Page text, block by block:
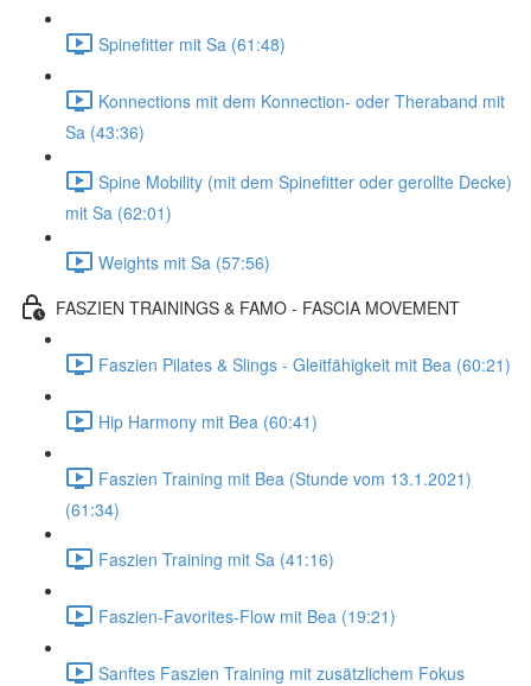
Spinefitter mit Sa (61:48)
Konnections mit dem Konnection- oder Theraband mit
Sa (43:36)
Spine Mobility (mit dem Spinefitter oder gerollte Decke)
mit Sa (62:01)
Weights mit Sa (57:56)
FASZIEN TRAININGS & FAMO - FASCIA MOVEMENT
Faszien Pilates & Slings - Gleitfähigkeit mit Bea (60:21)
Hip Harmony mit Bea (60:41)
Faszien Training mit Bea (Stunde vom 13.1.2021)
(61:34)
Faszien Training mit Sa (41:16)
Faszien-Favorites-Flow mit Bea (19:21)
Sanftes Faszien Training mit zusätzlichem Fokus